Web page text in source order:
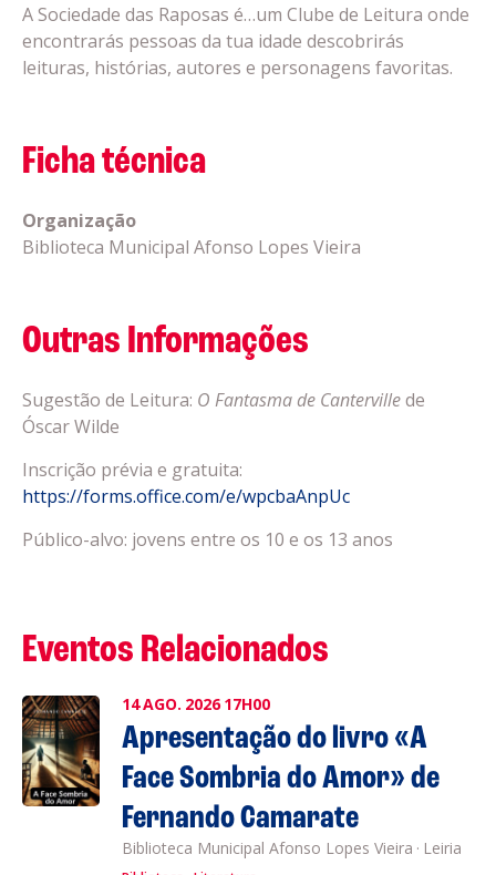
A Sociedade das Raposas é…um Clube de Leitura onde
encontrarás pessoas da tua idade descobrirás
leituras, histórias, autores e personagens favoritas.
Ficha técnica
Organização
Biblioteca Municipal Afonso Lopes Vieira
Outras Informações
Sugestão de Leitura: O Fantasma de Cantervillede
Óscar Wilde
Inscrição prévia e gratuita:
https://forms.office.com/e/wpcbaAnpUc
Público-alvo: jovens entre os 10 e os 13 anos
Eventos Relacionados
14AGO. 2026 17H00
Apresentação do livro «A
Face Sombria do Amor» de
Fernando Camarate
Biblioteca Municipal Afonso Lopes Vieira · Leiria